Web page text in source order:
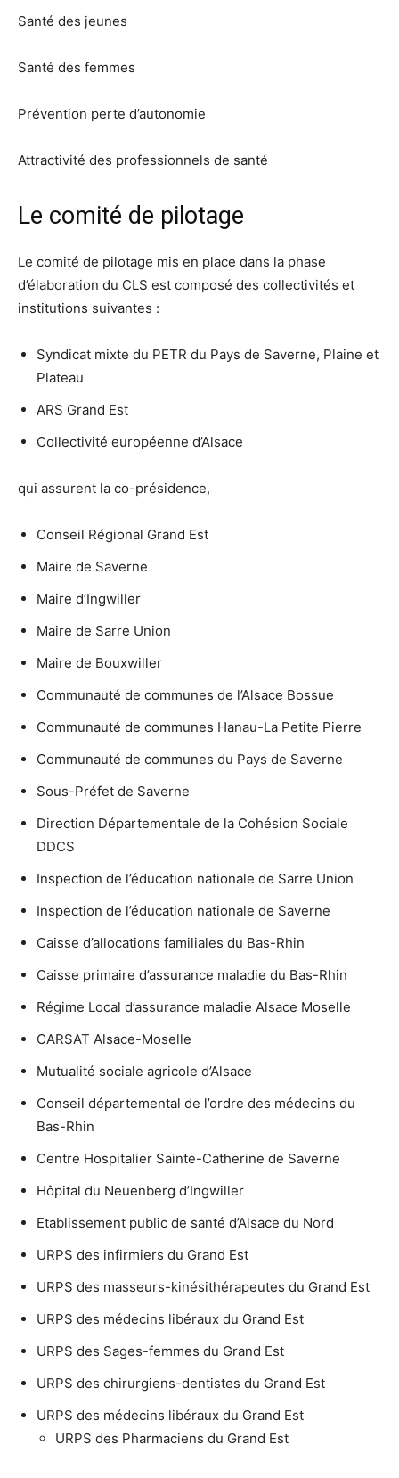
Santé des jeunes
Santé des femmes
Prévention perte d’autonomie
Attractivité des professionnels de santé
Le comité de pilotage
Le comité de pilotage mis en place dans la phase
d’élaboration du CLS est composé des collectivités et
institutions suivantes :
Syndicat mixte du PETR du Pays de Saverne, Plaine et
Plateau
ARS Grand Est
Collectivité européenne d’Alsace
qui assurent la co-présidence,
Conseil Régional Grand Est
Maire de Saverne
Maire d’Ingwiller
Maire de Sarre Union
Maire de Bouxwiller
Communauté de communes de l’Alsace Bossue
Communauté de communes Hanau-La Petite Pierre
Communauté de communes du Pays de Saverne
Sous-Préfet de Saverne
Direction Départementale de la Cohésion Sociale
DDCS
Inspection de l’éducation nationale de Sarre Union
Inspection de l’éducation nationale de Saverne
Caisse d’allocations familiales du Bas-Rhin
Caisse primaire d’assurance maladie du Bas-Rhin
Régime Local d’assurance maladie Alsace Moselle
CARSAT Alsace-Moselle
Mutualité sociale agricole d’Alsace
Conseil départemental de l’ordre des médecins du
Bas-Rhin
Centre Hospitalier Sainte-Catherine de Saverne
Hôpital du Neuenberg d’Ingwiller
Etablissement public de santé d’Alsace du Nord
URPS des infirmiers du Grand Est
URPS des masseurs-kinésithérapeutes du Grand Est
URPS des médecins libéraux du Grand Est
URPS des Sages-femmes du Grand Est
URPS des chirurgiens-dentistes du Grand Est
URPS des médecins libéraux du Grand Est
URPS des Pharmaciens du Grand Est